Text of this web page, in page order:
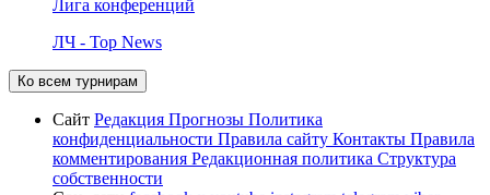
Лига конференций
ЛЧ - Top News
Ко всем турнирам
Сайт Редакция Прогнозы Политика
конфиденциальности Правила сайту Контакты Правила
комментирования Редакционная политика Структура
собственности